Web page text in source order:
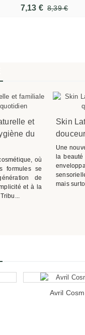
7,13 € 8,39 €
et
du
où
formules se
de
et à la
Skin
Une
la
mais
Avril